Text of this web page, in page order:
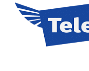
contenuto